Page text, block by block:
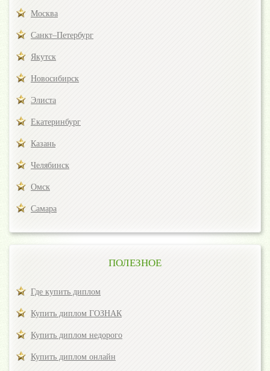
Москва
Санкт–Петербург
Якутск
Новосибирск
Элиста
Екатеринбург
Казань
Челябинск
Омск
Самара
ПОЛЕЗНОЕ
Где купить диплом
Купить диплом ГОЗНАК
Купить диплом недорого
Купить диплом онлайн